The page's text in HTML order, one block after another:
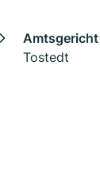
Amtsgericht
Tostedt